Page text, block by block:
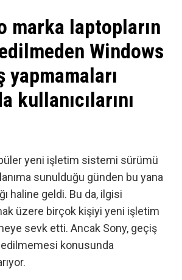
marka laptopların
Windows
yapmamaları
kullanıcılarını
yeni işletim sistemi sürümü
sunulduğu günden bu yana
haline geldi. Bu da, ilgisi
üzere birçok kişiyi yeni işletim
sevk etti. Ancak Sony, geçiş
konusunda